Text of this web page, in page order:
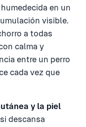
en un
visible.
a todas
calma y
entre un perro
cada vez que
y la piel
descansa